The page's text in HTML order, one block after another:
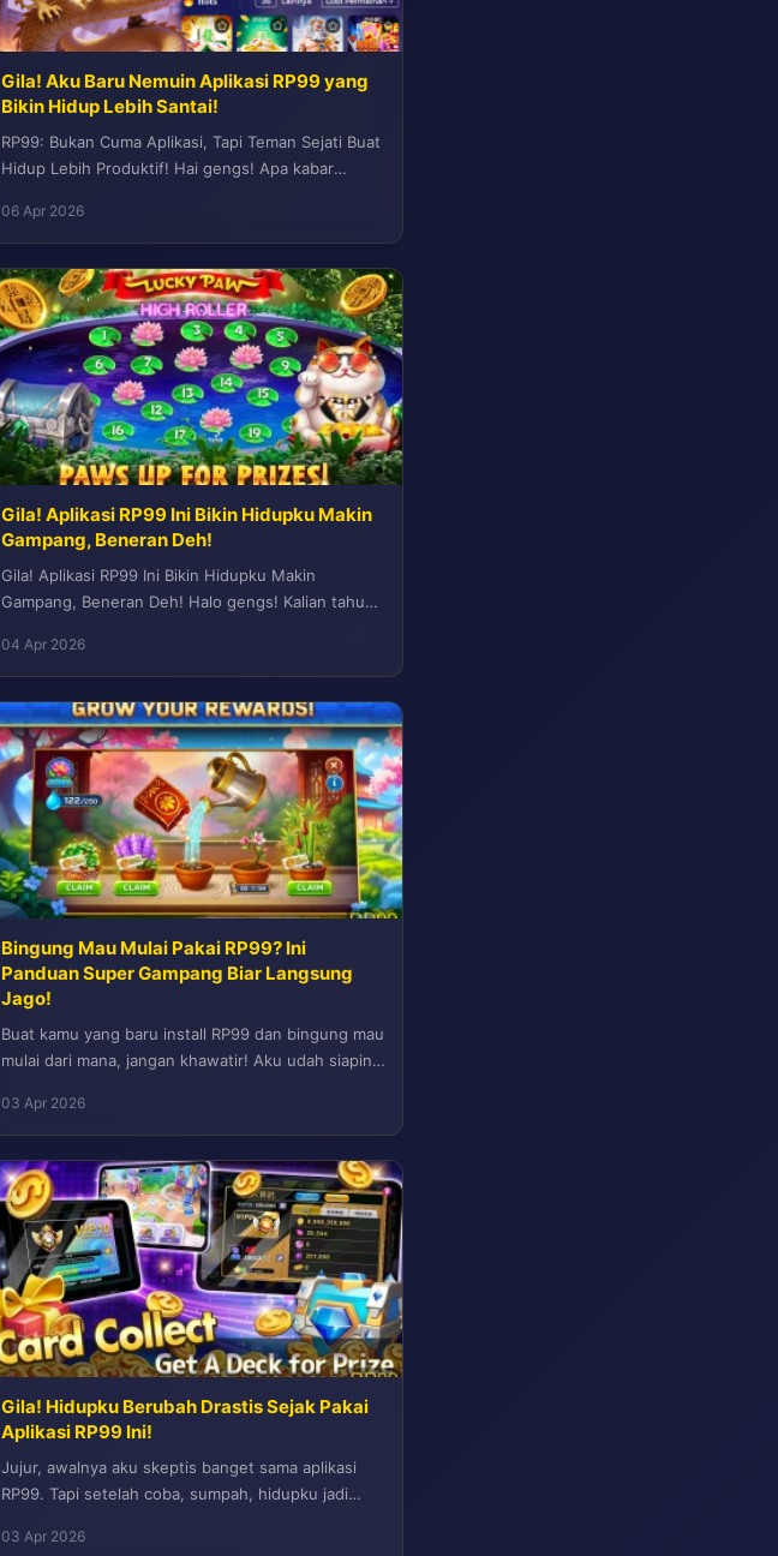
Gila! Aku Baru Nemuin Aplikasi RP99 yang
Bikin Hidup Lebih Santai!
RP99: Bukan Cuma Aplikasi, Tapi Teman Sejati Buat
Hidup Lebih Produktif! Hai gengs! Apa kabar
06 Apr 2026
Gila! Aplikasi RP99 Ini Bikin Hidupku Makin
Gampang, Beneran Deh!
Gila! Aplikasi RP99 Ini Bikin Hidupku Makin
Gampang, Beneran Deh! Halo gengs! Kalian tahu
04 Apr 2026
Bingung Mau Mulai Pakai RP99? Ini
Panduan Super Gampang Biar Langsung
Jago!
Buat kamu yang baru install RP99 dan bingung mau
mulai dari mana, jangan khawatir! Aku udah siapin
03 Apr 2026
Gila! Hidupku Berubah Drastis Sejak Pakai
Aplikasi RP99 Ini!
Jujur, awalnya aku skeptis banget sama aplikasi
RP99. Tapi setelah coba, sumpah, hidupku jadi
03 Apr 2026